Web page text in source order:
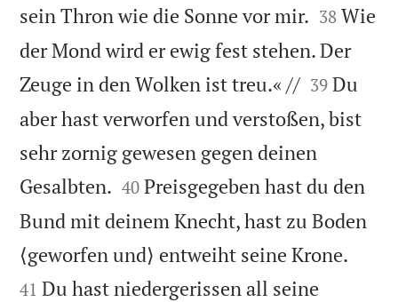
sein Thron wie die Sonne vor mir. 

38 Wie
der Mond wird er ewig fest stehen. Der
Zeuge in den Wolken ist treu.« //
39 Du
aber hast verworfen und verstoßen, bist
sehr zornig gewesen gegen deinen
Gesalbten. 

40 Preisgegeben hast du den
Bund mit deinem Knecht, hast zu Boden
⟨geworfen und⟩ entweiht seine Krone.
41 Du hast niedergerissen all seine